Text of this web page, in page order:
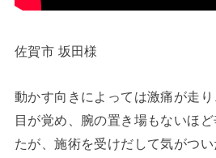
佐賀市 坂田様
動かす向きによっては激痛が走
目が覚め、腕の置き場もないほ
たが、施術を受けだして気がつ